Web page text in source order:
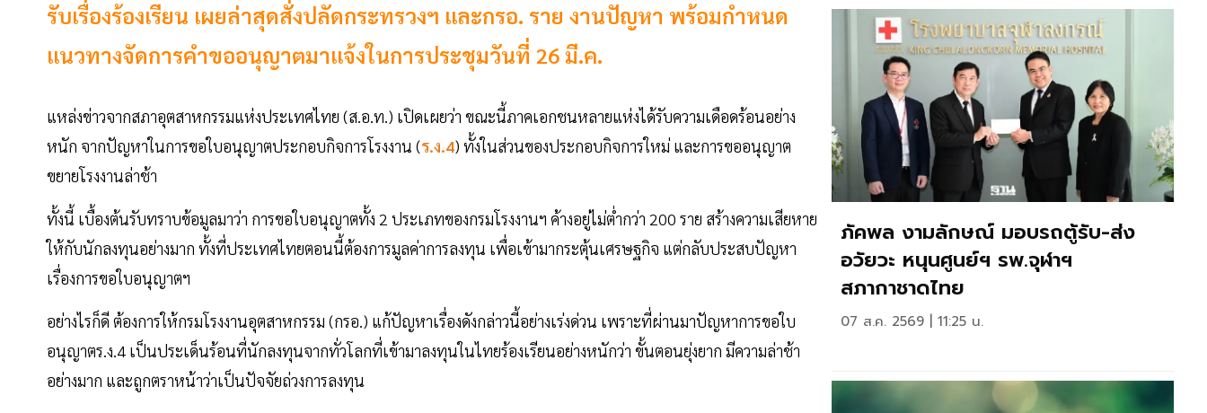
รับเรื่องร้องเรียน เผยล่าสุดสั่งปลัดกระทรวงฯ และกรอ. ราย งานปัญหา พร้อมกำหนด
แนวทางจัดการคำขออนุญาตมาแจ้งในการประชุมวันที่ 26 มี.ค.
แหล่งข่าวจากสภาอุตสาหกรรมแห่งประเทศไทย (ส.อ.ท.) เปิดเผยว่า ขณะนี้ภาคเอกชนหลายแห่งได้รับความเดือดร้อนอย่าง
หนัก จากปัญหาในการขอใบอนุญาตประกอบกิจการโรงงาน (ร.ง.4) ทั้งในส่วนของประกอบกิจการใหม่ และการขออนุญาต
ขยายโรงงานล่าช้า
ทั้งนี้ เบื้องต้นรับทราบข้อมูลมาว่า การขอใบอนุญาตทั้ง 2 ประเภทของกรมโรงงานฯ ค้างอยู่ไม่ต่ำกว่า 200 ราย สร้างความเสียหาย
ให้กับนักลงทุนอย่างมาก ทั้งที่ประเทศไทยตอนนี้ต้องการมูลค่าการลงทุน เพื่อเข้ามากระตุ้นเศรษฐกิจ แต่กลับประสบปัญหา
เรื่องการขอใบอนุญาตฯ
อย่างไรก็ดี ต้องการให้กรมโรงงานอุตสาหกรรม (กรอ.) แก้ปัญหาเรื่องดังกล่าวนี้อย่างเร่งด่วน เพราะที่ผ่านมาปัญหาการขอใบ
อนุญาตร.ง.4 เป็นประเด็นร้อนที่นักลงทุนจากทั่วโลกที่เข้ามาลงทุนในไทยร้องเรียนอย่างหนักว่า ขั้นตอนยุ่งยาก มีความล่าช้า
อย่างมาก และถูกตราหน้าว่าเป็นปัจจัยถ่วงการลงทุน
ภัคพล งามลักษณ์ มอบรถตู้รับ-ส่ง
อวัยวะ หนุนศูนย์ฯ รพ.จุฬาฯ
สภากาชาดไทย
07 ส.ค. 2569 | 11:25 น.